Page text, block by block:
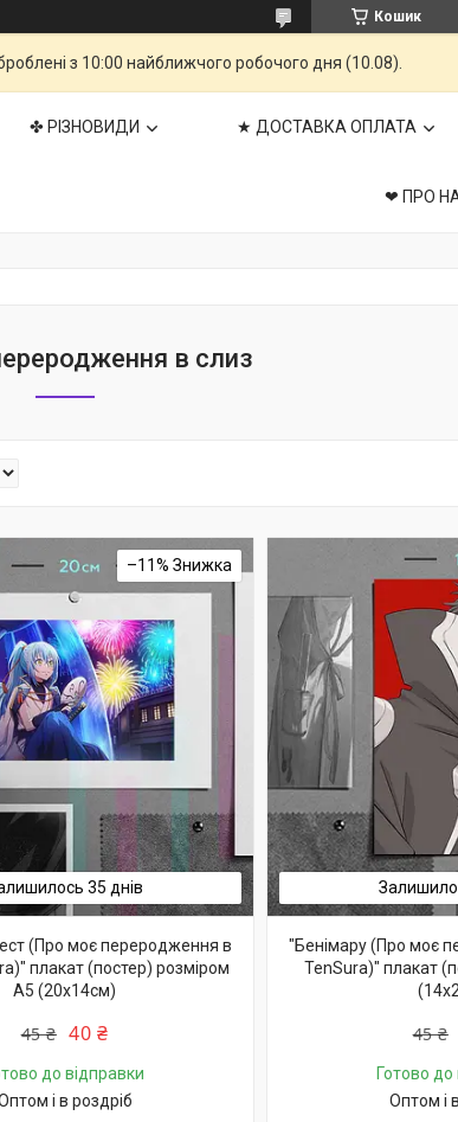
Кошик
з 10:00 найближчого робочого дня (10.08).
✤ РІЗНОВИДИ ★ ДОСТАВКА ОПЛАТА
❤ ПРО
в слиз
–11%
35 днів
(Про моє переродження в
плакат (постер) розміром
А5 (20х14см)
45 ₴ 40 ₴
до відправки
і в роздріб
"Бенімару (Про моє
TenSura)" плакат
45 ₴
Готово до
Оптом і